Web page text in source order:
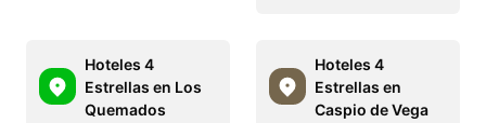
Hoteles 4
Estrellas en Los
Quemados
Hoteles 4
Estrellas en
Caspio de Vega